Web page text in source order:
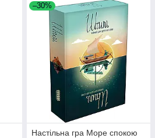
–30%
Настільна гра Море спокою